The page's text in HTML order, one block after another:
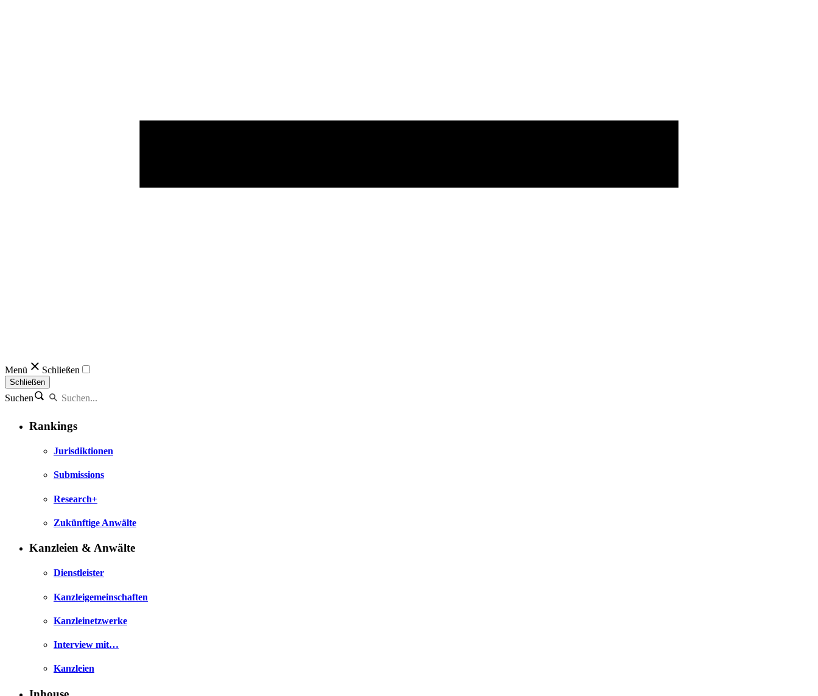
Menü Schließen
Schließen
Suchen
Rankings
Jurisdiktionen
Submissions
Research+
Zukünftige Anwälte
Kanzleien & Anwälte
Dienstleister
Kanzleigemeinschaften
Kanzleinetzwerke
Interview mit…
Kanzleien